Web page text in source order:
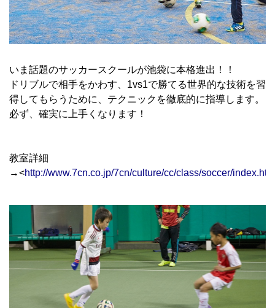
いま話題のサッカースクールが池袋に本格進出！！
ドリブルで相手をかわす、1vs1で勝てる世界的な技術を習
得してもらうために、テクニックを徹底的に指導します。
必ず、確実に上手くなります！
教室詳細
→<http://www.7cn.co.jp/7cn/culture/cc/class/soccer/